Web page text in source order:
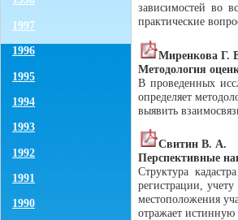
1997
1996
1995
1994
1993
1992
1991
1990
зависимостей во
практические
Миренкова Г.
Методология
В проведенных
определяет
выявить
Свитин В. А.
Перспективные
Структура
регистрации,
местоположения
отражает